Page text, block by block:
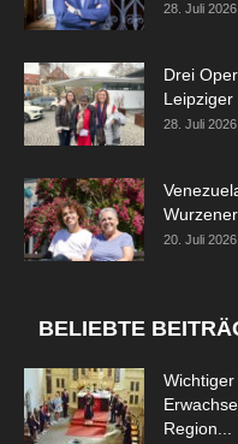
28. Juli 2026
Drei
28. Juli 2026
20. Juli 2026
BELIEBTE
Region...